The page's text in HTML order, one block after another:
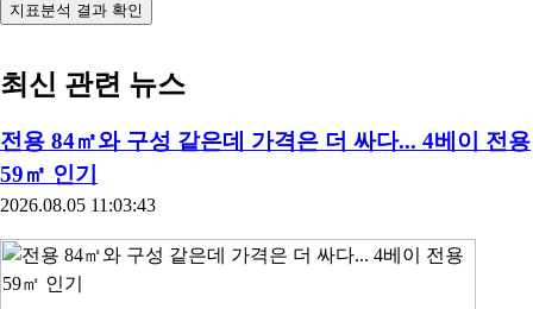
지표분석 결과 확인
최신 관련 뉴스
전용 84㎡와 구성 같은데 가격은 더 싸다... 4베이 전용
59㎡ 인기
2026.08.05 11:03:43